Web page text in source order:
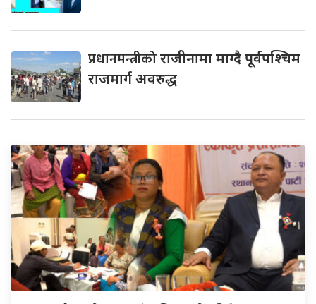
प्रधानमन्त्रीकोराजीनामा माग्दै पूर्वपश्चिम
राजमार्ग अवरुद्ध